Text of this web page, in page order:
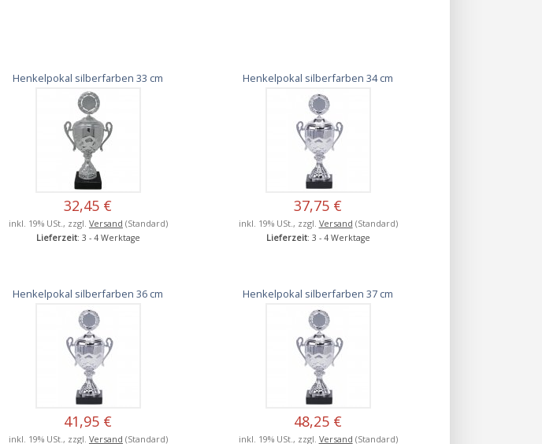
Henkelpokal silberfarben 33 cm
32,45 €
inkl. 19% USt., zzgl. Versand (Standard)
Lieferzeit: 3 - 4 Werktage
Henkelpokal silberfarben 34 cm
37,75 €
inkl. 19% USt., zzgl. Versand (Standard)
Lieferzeit: 3 - 4 Werktage
Henkelpokal silberfarben 36 cm
41,95 €
inkl. 19% USt., zzgl. Versand (Standard)
Henkelpokal silberfarben 37 cm
48,25 €
inkl. 19% USt., zzgl. Versand (Standard)